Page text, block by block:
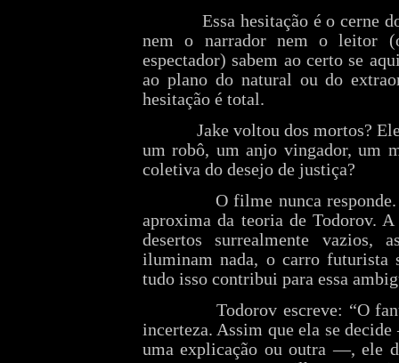
Essa hesitação é o cerne
nem o narrador nem o leitor
espectador) sabem ao certo se
ao plano do natural ou do
hesitação é total.
Jake voltou dos mortos?
um robô, um anjo vingador, um
coletiva do desejo de justiça?
O filme nunca
aproxima da teoria de Todorov.
desertos surrealmente vazios,
iluminam nada, o carro futurista
tudo isso contribui para essa
Todorov escreve: “O
incerteza. Assim que ela se
uma explicação ou outra —, ele